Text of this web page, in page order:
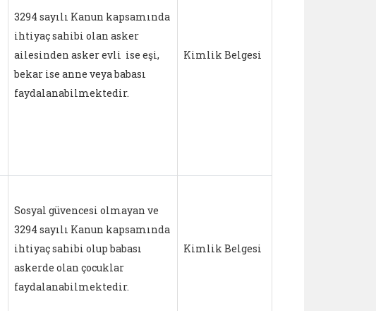
3294 sayılı Kanun kapsamında
ihtiyaç sahibi olan asker
ailesinden asker evli ise eşi,
bekar ise anne veya babası
faydalanabilmektedir.
Kimlik Belgesi
Sosyal güvencesi olmayan ve
3294 sayılı Kanun kapsamında
ihtiyaç sahibi olup babası
askerde olan çocuklar
faydalanabilmektedir.
Kimlik Belgesi